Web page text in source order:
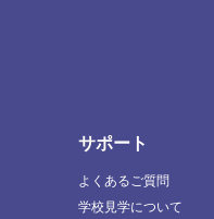
サポート
よくあるご質問
学校見学について